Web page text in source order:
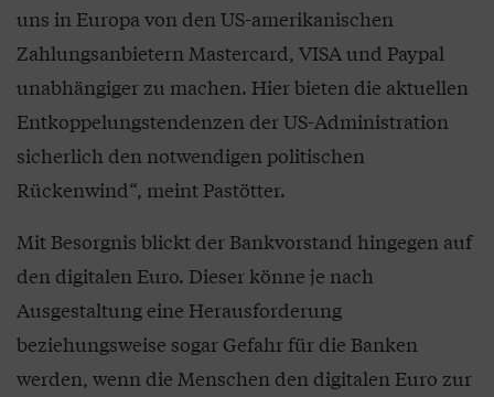
uns in Europa von den US-amerikanischen
Zahlungsanbietern Mastercard, VISA und Paypal
unabhängiger zu machen. Hier bieten die aktuellen
Entkoppelungstendenzen der US-Administration
sicherlich den notwendigen politischen
Rückenwind“, meint Pastötter.
Mit Besorgnis blickt der Bankvorstand hingegen auf
den digitalen Euro. Dieser könne je nach
Ausgestaltung eine Herausforderung
beziehungsweise sogar Gefahr für die Banken
werden, wenn die Menschen den digitalen Euro zur